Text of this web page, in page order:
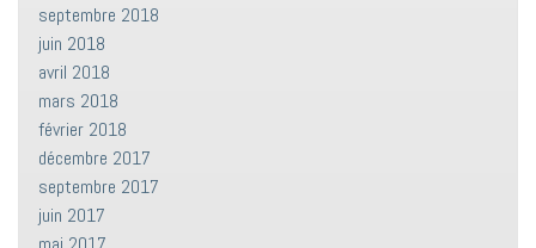
septembre 2018
juin 2018
avril 2018
mars 2018
février 2018
décembre 2017
septembre 2017
juin 2017